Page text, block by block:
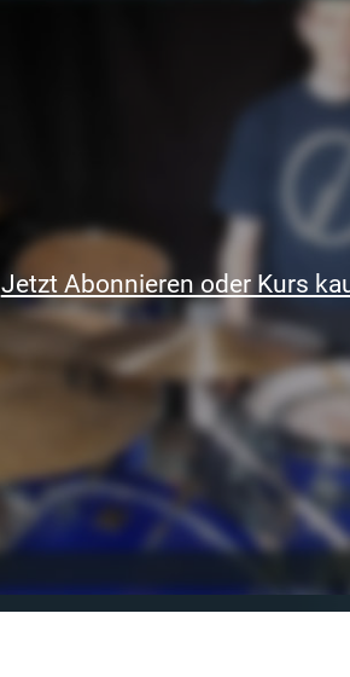
Jetzt Abonnieren oder Kurs